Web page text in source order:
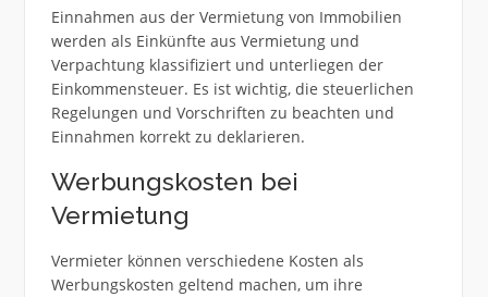
Einnahmen aus der Vermietung von Immobilien
werden als Einkünfte aus Vermietung und
Verpachtung klassifiziert und unterliegen der
Einkommensteuer. Es ist wichtig, die steuerlichen
Regelungen und Vorschriften zu beachten und
Einnahmen korrekt zu deklarieren.
Werbungskosten bei
Vermietung
Vermieter können verschiedene Kosten als
Werbungskosten geltend machen, um ihre